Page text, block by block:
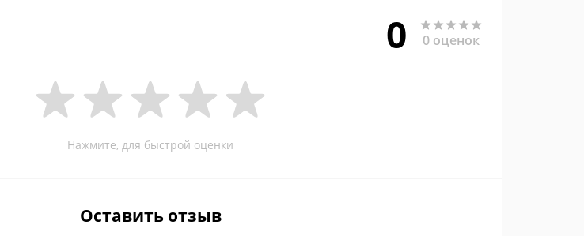
0 0 оценок
Нажмите, для быстрой оценки
Оставить отзыв